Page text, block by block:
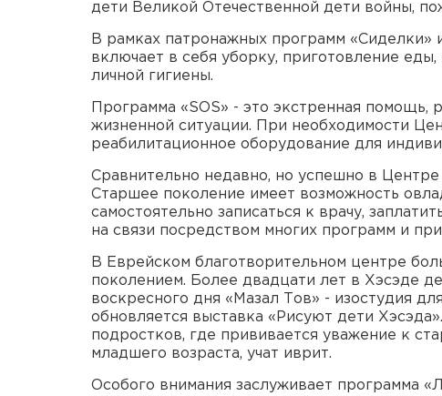
дети Великой Отечественной дети войны,
В рамках патронажных программ «Сиделки»
включает в себя уборку, приготовление
личной гигиены.
Программа «SOS» - это экстренная помощь,
жизненной ситуации. При необходимости
реабилитационное оборудование для
Сравнительно недавно, но успешно в
Старшее поколение имеет возможность
самостоятельно записаться к врачу,
на связи посредством многих программ и
В Еврейском благотворительном центре
поколением. Более двадцати лет в Хэсэде
воскресного дня «Мазал Тов» - изостудия
обновляется выставка «Рисуют дети
подростков, где прививается уважение к
младшего возраста, учат иврит.
Особого внимания заслуживает программа